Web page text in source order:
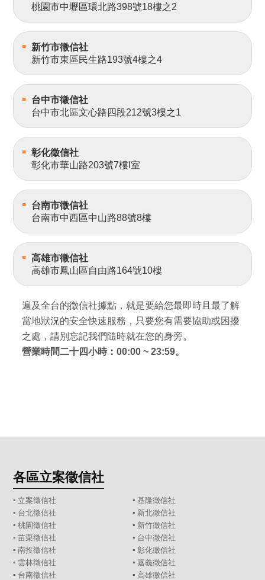
桃園市中壢區環北路398號18樓之2
新竹市徵信社
新竹市東區民生路193號4樓之4
台中市徵信社
台中市北區文心路四段212號3樓之1
彰化徵信社
彰化市華山路203號7樓I室
台南市徵信社
台南市中西區中山路88號8樓
高雄市徵信社
高雄市鳳山區自由路164號10樓
遍及全台的徵信社據點，就是要給您最即時且最了解
當地狀況的安全快速服務，只要您有需要協助或困擾
之處，請別忘記我們隨時就在您的身旁。
營業時間二十四小時：00:00 ~ 23:59。
各區立案徵信社
▪ 立案徵信社 ▪ 基隆徵信社
▪ 台北徵信社 ▪ 新北徵信社
▪桃園徵信社 ▪ 新竹徵信社
▪苗栗徵信社 ▪ 台中徵信社
▪南投徵信社 ▪ 彰化徵信社
▪ 雲林徵信社 ▪ 嘉義徵信社
▪ 台南徵信社 ▪ 高雄徵信社